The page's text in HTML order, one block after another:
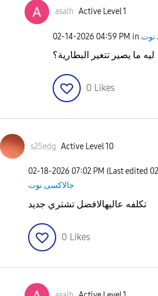
asalh Active Level 1
‎02-14-2026 04:59 PM in نوت
ليه ما يصير تتغير البطارية؟
0 Likes
s25edg Active Level 10
‎02-18-2026 07:02 PM (Last edited
جالاكسى نوت
تكلفه عاليهالافضل تشتري جديد
0 Likes